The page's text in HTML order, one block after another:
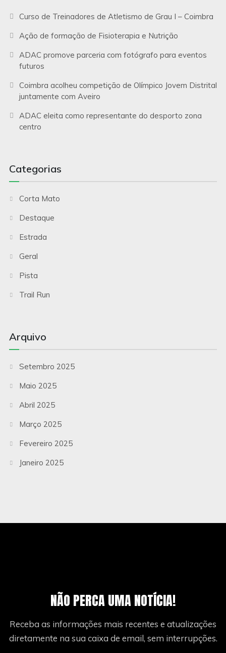
Curso de Treinadores de Atletismo de Grau I – Coimbra
Ação de formação de Fisioterapia e Nutrição
ADAC promove parceria com fotógrafo para eventos
futuros
Coimbra acolheu competição de Olímpico Jovem Distrital
juntamente com Aveiro
ADAC eleita como representante do desporto zona
centro
Categorias
Corta Mato
Destaque
Estrada
Geral
Pista
Trail Run
Arquivo
Setembro 2025
Maio 2025
Abril 2025
Março 2025
Fevereiro 2025
Janeiro 2025
NÃO PERCA UMA NOTÍCIA!
Receba as informações mais recentes e atualizações
diretamente na sua caixa de email, sem interrupções.